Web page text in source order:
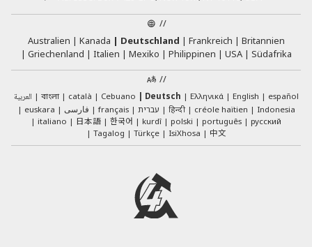
//
Australien
Kanada Deutschland Frankreich
Britannien
Griechenland
Italien Mexiko Philippinen USA
Südafrika
//
العربية বাংলা català Cebuano Deutsch Ελληνικά English
español
euskara
فارسی français עברית हिन्दी créole haïtien
Indonesia
italiano
日本語 한국어 kurdî polski português
русский
Tagalog
Türkçe IsiXhosa 中文